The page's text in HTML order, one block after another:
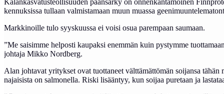
ken­nuk­sis­sa tul­laan val­mis­ta­maan muun muas­sa
Mark­ki­noil­le tu­lo syys­kuus­sa ei voi­si osua pa­rem­paan sau­maan.
”Me sai­sim­me hel­pos­ti kau­pak­si enem­män kuin pys­tym­me
joh­ta­ja Mik­ko Nord­berg.
Alan joh­ta­vat yri­tyk­set ovat tuot­ta­neet vält­tä­mät­tö­män soi­jan­sa
na­jai­sis­ta on sal­mo­nel­la. Ris­ki li­sään­tyy, kun soi­jaa pu­re­taan ja